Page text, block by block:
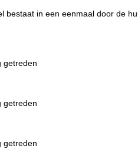
bestaat in een eenmaal door de
getreden
getreden
getreden